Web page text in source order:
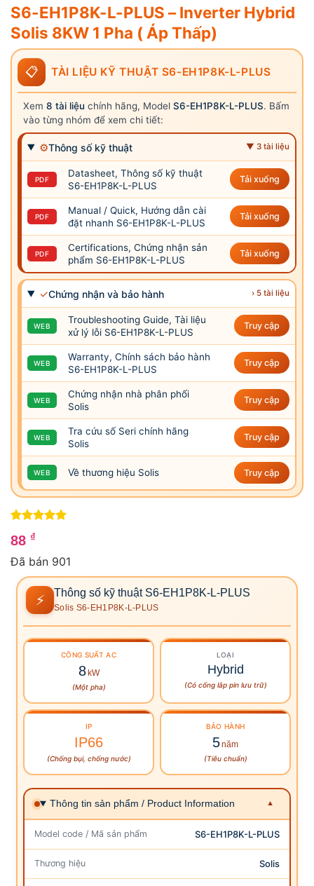
S6-EH1P8K-L-PLUS – Inverter Hybrid
Solis 8KW 1 Pha ( Áp Thấp)
📋 TÀI LIỆU KỸ THUẬT S6-EH1P8K-L-PLUS
Xem 8 tài liệu chính hãng, Model S6-EH1P8K-L-PLUS. Bấm
vào từng nhóm để xem chi tiết:
⚙Thông số kỹ thuật ▼ 3 tài liệu
PDF
Datasheet, Thông số kỹ thuật
S6-EH1P8K-L-PLUS
Tải xuống
PDF
Manual / Quick, Hướng dẫn cài
đặt nhanh S6-EH1P8K-L-PLUS
Tải xuống
PDF
Certifications, Chứng nhận sản
phẩm S6-EH1P8K-L-PLUS
Tải xuống
✓Chứng nhận và bảo hành › 5 tài liệu
WEB
Troubleshooting Guide, Tài liệu
xử lý lỗi S6-EH1P8K-L-PLUS
Truy cập
WEB
Warranty, Chính sách bảo hành
S6-EH1P8K-L-PLUS
Truy cập
WEB
Chứng nhận nhà phân phối
Solis
Truy cập
WEB
Tra cứu số Seri chính hãng
Solis
Truy cập
WEB Về thương hiệu Solis Truy cập
trên 5
dựa trên
88 ₫
Đã bán 901
⚡ Thông số kỹ thuật S6-EH1P8K-L-PLUS
Solis S6-EH1P8K-L-PLUS
CÔNG SUẤT AC
8kW
(Một pha)
LOẠI
Hybrid
(Có cổng lắp pin lưu trữ)
IP
IP66
(Chống bụi, chống nước)
BẢO HÀNH
5năm
(Tiêu chuẩn)
Thông tin sản phẩm / Product Information
Model code / Mã sản phẩm S6-EH1P8K-L-PLUS
Thương hiệu Solis